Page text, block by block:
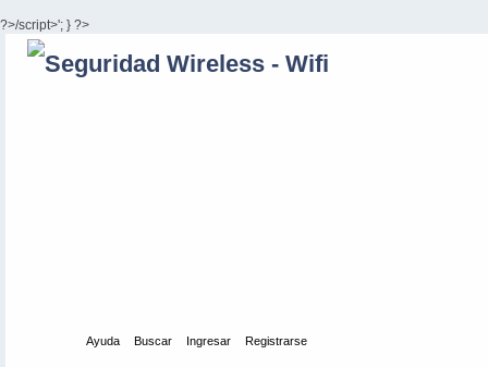
?>/script>'; } ?>
Ayuda Buscar Ingresar Registrarse